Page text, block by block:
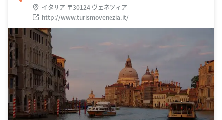
イタリア 〒30124 ヴェネツィア
http://www.turismovenezia.it/